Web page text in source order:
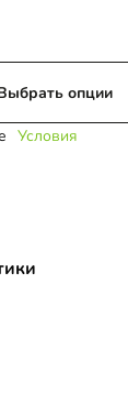
опции
Условия